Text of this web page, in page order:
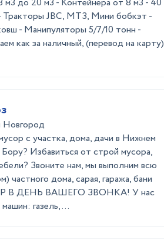
Тракторы JBC, МТЗ, Мини бобкэт -
- Манипуляторы 5/7/10 тонн -
как за наличный, (перевод на карту)
с участка, дома, дачи в Нижнем
Избавиться от строй мусора,
Звоните нам, мы выполним всю
частного дома, сарая, гаража, бани
ДЕНЬ ВАШЕГО ЗВОНКА! У нас
газель, ...